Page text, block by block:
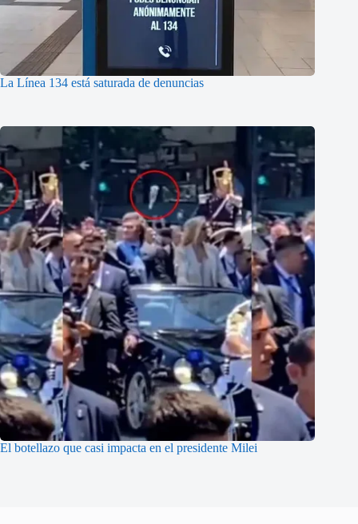
La Línea 134 está saturada de denuncias
El botellazo que casi impacta en el presidente Milei